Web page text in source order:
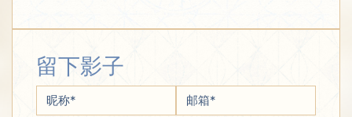
留下影子
昵称* 邮箱*